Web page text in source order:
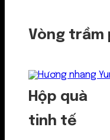
Vòng trầm
Hộp quà
tinh tế